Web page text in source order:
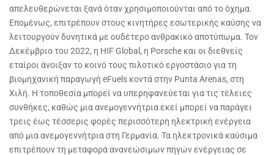
απελευθερώνεται ξανά όταν χρησιμοποιούνται από το όχημα.
Επομένως, επιτρέπουν στους κινητήρες εσωτερικής καύσης να
λειτουργούν δυνητικά με ουδέτερο ανθρακικό αποτύπωμα. Τον
Δεκέμβριο του 2022, η HIF Global, η Porsche και οι διεθνείς
εταίροι άνοιξαν το κοινό τους πιλοτικό εργοστάσιο για τη
βιομηχανική παραγωγή eFuels κοντά στην Punta Arenas, στη
Χιλή. Η τοποθεσία μπορεί να υπερηφανεύεται για τις τέλειες
συνθήκες, καθώς μια ανεμογεννήτρια εκεί μπορεί να παράγει
τρεις έως τέσσερις φορές περισσότερη ηλεκτρική ενέργεια
από μια ανεμογεννήτρια στη Γερμανία. Τα ηλεκτρονικά καύσιμα
επιτρέπουν τη μεταφορά ανανεώσιμων πηγών ενέργειας σε